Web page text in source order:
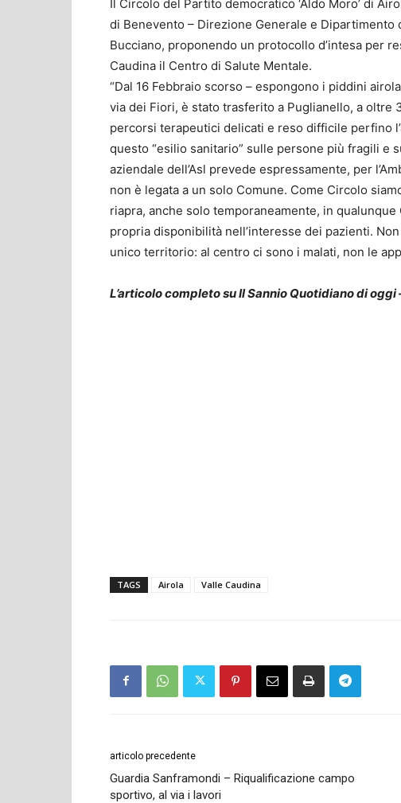
Il Circolo del Partito democratico ‘Aldo Moro’ di
di Benevento – Direzione Generale e Dipartimento
Bucciano, proponendo un protocollo d’intesa per
Caudina il Centro di Salute Mentale.
“Dal 16 Febbraio scorso – espongono i piddini
via dei Fiori, è stato trasferito a Puglianello, a oltre
percorsi terapeutici delicati e reso difficile perfino
questo “esilio sanitario” sulle persone più fragili e
aziendale dell’Asl prevede espressamente, per
non è legata a un solo Comune. Come Circolo
riapra, anche solo temporaneamente, in
propria disponibilità nell’interesse dei pazienti.
unico territorio: al centro ci sono i malati, non le
L’articolo completo su Il Sannio Quotidiano di oggi
TAGS Airola Valle Caudina
articolo precedente
Guardia Sanframondi – Riqualificazione campo
sportivo, al via i lavori